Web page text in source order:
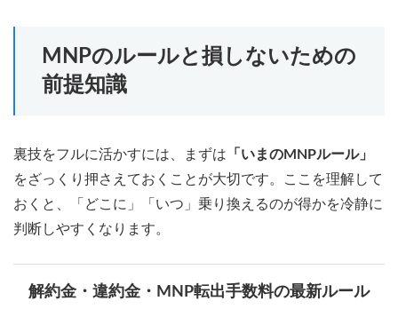
MNPのルールと損しないための
前提知識
裏技をフルに活かすには、まずは 「いまのMNPルール」
をざっくり押さえておくことが大切です。ここを理解して
おくと、「どこに」「いつ」乗り換えるのが得かを冷静に
判断しやすくなります。
解約金・違約金・MNP転出手数料の最新ルール